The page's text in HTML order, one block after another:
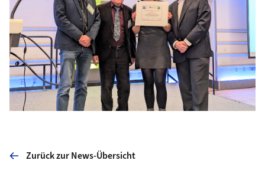
Zurück zur News-Übersicht